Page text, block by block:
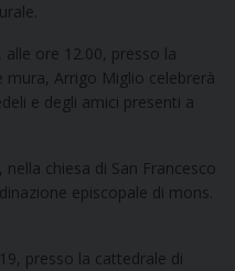
ore 12.00, presso la
mura, Arrigo Miglio celebrerà
e degli amici presenti a
chiesa di San Francesco
episcopale di mons.
presso la cattedrale di